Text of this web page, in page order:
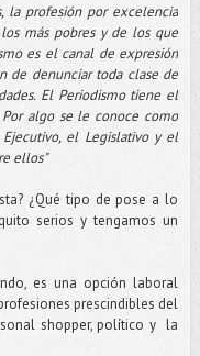
la profesión por excelencia
más pobres y de los que
es el canal de expresión
de denunciar toda clase de
El Periodismo tiene el
algo se le conoce como
el Legislativo y el
ellos"
¿Qué tipo de pose a lo
serios y tengamos un
es una opción laboral
prescindibles del
shopper, político y la